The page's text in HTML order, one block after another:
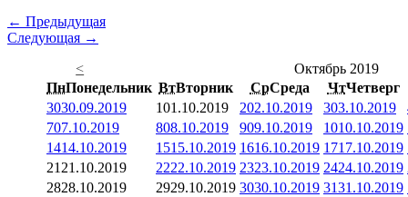
← Предыдущая
Следующая →
<
Октябрь 2019
ПнПонедельник ВтВторник СрСреда ЧтЧетверг
3030.09.2019 101.10.2019 202.10.2019 303.10.2019
707.10.2019 808.10.2019 909.10.2019 1010.10.2019
1414.10.2019 1515.10.2019 1616.10.2019 1717.10.2019
21 21.10.2019 2222.10.2019 2323.10.2019 2424.10.2019
2828.10.2019 2929.10.2019 3030.10.2019 3131.10.2019